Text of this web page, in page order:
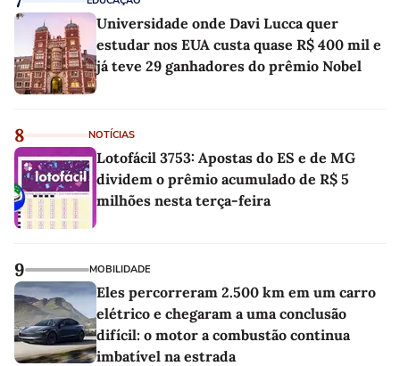
Universidade onde Davi Lucca quer
estudar nos EUA custa quase R$ 400 mil e
já teve 29 ganhadores do prêmio Nobel
8 NOTÍCIAS
Lotofácil 3753: Apostas do ES e de MG
dividem o prêmio acumulado de R$ 5
milhões nesta terça-feira
9 MOBILIDADE
Eles percorreram 2.500 km em um carro
elétrico e chegaram a uma conclusão
difícil: o motor a combustão continua
imbatível na estrada